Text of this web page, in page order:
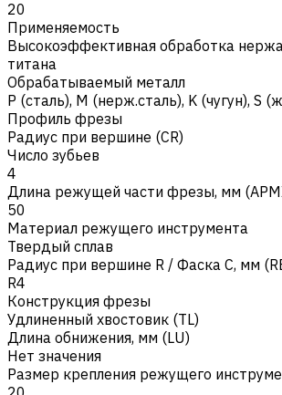
20
Применяемость
Высокоэффективная обработка
титана
Обрабатываемый металл
Р (сталь), M (нерж.сталь), K (чугун), S
Профиль фрезы
Радиус при вершине (CR)
Число зубьев
4
Длина режущей части фрезы, мм
50
Материал режущего инструмента
Твердый сплав
Радиус при вершине R / Фаска C, мм
R4
Конструкция фрезы
Удлиненный хвостовик (TL)
Длина обнижения, мм (LU)
Нет значения
Размер крепления режущего